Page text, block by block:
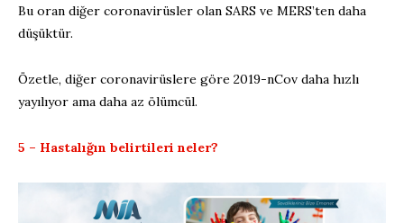
Bu oran diğer coronavirüsler olan SARS ve MERS’ten daha
düşüktür.
Özetle, diğer coronavirüslere göre 2019-nCov daha hızlı
yayılıyor ama daha az ölümcül.
5 – Hastalığın belirtileri neler?